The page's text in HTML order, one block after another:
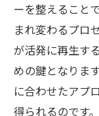
ーを整えること
まれ変わるプロ
が活発に再生す
めの鍵となりま
に合わせたアプ